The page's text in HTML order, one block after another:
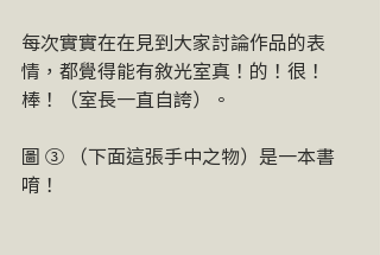
每次實實在在見到大家討論作品的表
情，都覺得能有敘光室真！的！很！
棒！（室長一直自誇）。
圖 ③ （下面這張手中之物）是一本書
唷！